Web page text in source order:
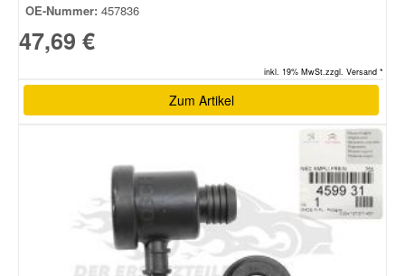
OE-Nummer: 457836
47,69 €
inkl. 19% MwSt.zzgl. Versand *
Zum Artikel